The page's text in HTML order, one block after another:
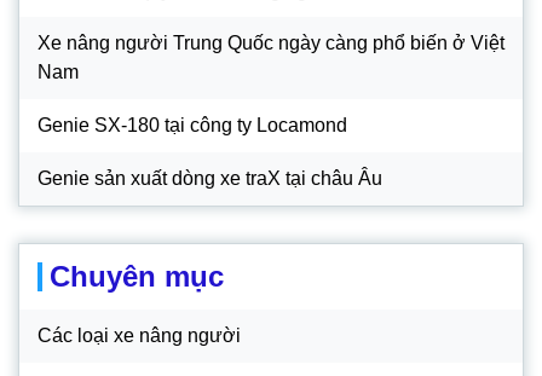
Xe nâng người Trung Quốc ngày càng phổ biến ở Việt
Nam
Genie SX-180 tại công ty Locamond
Genie sản xuất dòng xe traX tại châu Âu
Chuyên mục
Các loại xe nâng người